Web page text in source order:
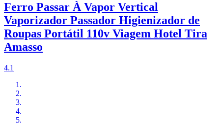
Ferro Passar À Vapor Vertical
Vaporizador Passador Higienizador de
Roupas Portátil 110v Viagem Hotel Tira
Amasso
4.1